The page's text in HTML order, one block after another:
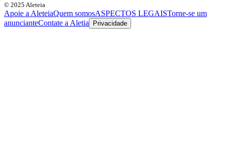
© 2025 Aleteia
Apoie a AleteiaQuem somosASPECTOS LEGAISTorne-se um
anuncianteContate a Aletia Privacidade